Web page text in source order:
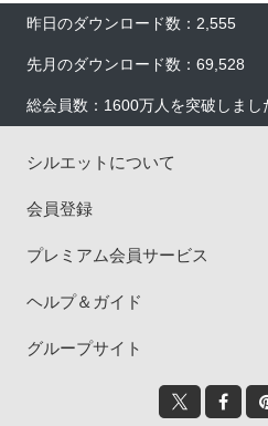
昨日のダウンロード数：2,555
先月のダウンロード数：69,528
総会員数：1600万人を突破しまし
シルエットについて
会員登録
プレミアム会員サービス
ヘルプ＆ガイド
グループサイト